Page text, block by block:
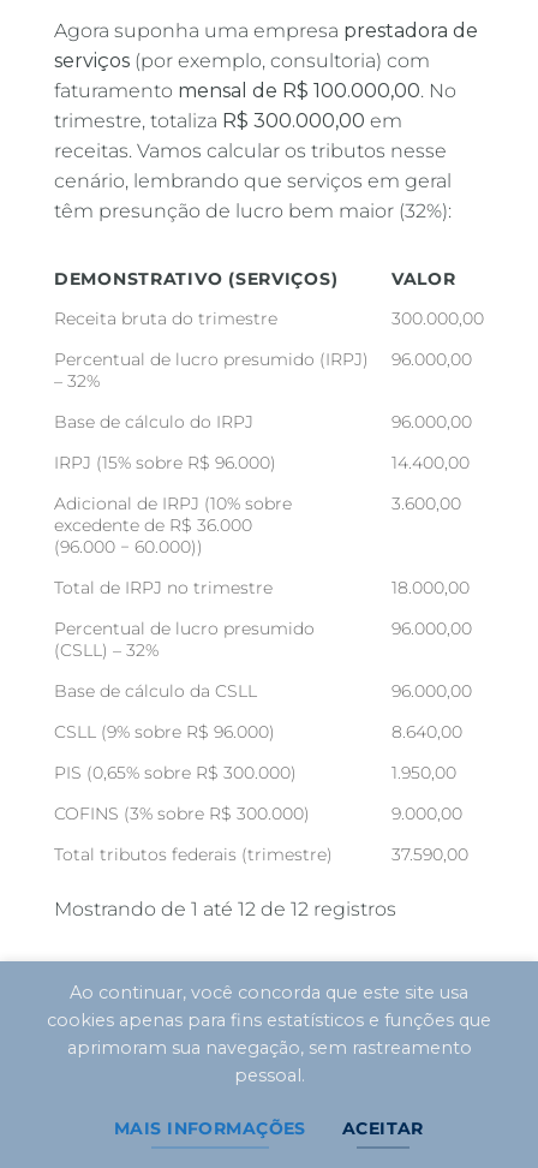
Agora suponha uma empresa prestadora de
serviços (por exemplo, consultoria) com
faturamento mensal de R$ 100.000,00. No
trimestre, totaliza R$ 300.000,00 em
receitas. Vamos calcular os tributos nesse
cenário, lembrando que serviços em geral
têm presunção de lucro bem maior (32%):
DEMONSTRATIVO (SERVIÇOS)
VALOR
Receita bruta do trimestre
300.000,00
Percentual de lucro presumido (IRPJ)
– 32%
96.000,00
Base de cálculo do IRPJ
96.000,00
IRPJ (15% sobre R$ 96.000)
14.400,00
Adicional de IRPJ (10% sobre
excedente de R$ 36.000
(96.000 − 60.000))
3.600,00
Total de IRPJ no trimestre
18.000,00
Percentual de lucro presumido
(CSLL) – 32%
96.000,00
Base de cálculo da CSLL
96.000,00
CSLL (9% sobre R$ 96.000)
8.640,00
PIS (0,65% sobre R$ 300.000)
1.950,00
COFINS (3% sobre R$ 300.000)
9.000,00
Total tributos federais (trimestre)
37.590,00
Mostrando de 1 até 12 de 12 registros
Vantagens e desvantagens do Lucro
Presumido
Como qualquer regime tributário, o Lucro
Presumido apresentapontos positivos e
Ao continuar, você concorda que este site usa
cookies apenas para fins estatísticos e funções que
aprimoram sua navegação, sem rastreamento
pessoal.
MAIS INFORMAÇÕES ACEITAR